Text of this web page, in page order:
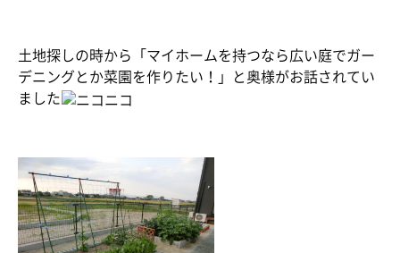
土地探しの時から「マイホームを持つなら広い庭でガー
デニングとか菜園を作りたい！」と奥様がお話されてい
ました